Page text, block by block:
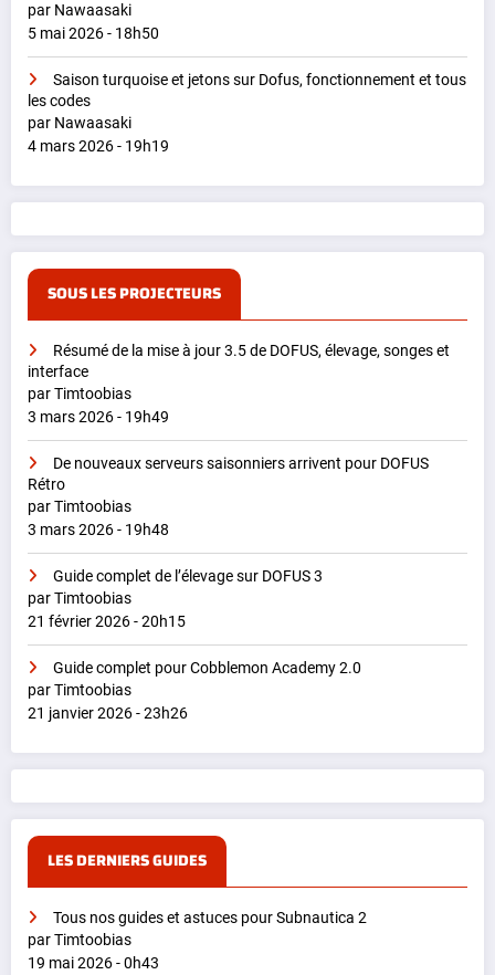
par Nawaasaki
5 mai 2026 - 18h50
Saison turquoise et jetons sur Dofus, fonctionnement et tous
les codes
par Nawaasaki
4 mars 2026 - 19h19
SOUS LES PROJECTEURS
Résumé de la mise à jour 3.5 de DOFUS, élevage, songes et
interface
par Timtoobias
3 mars 2026 - 19h49
De nouveaux serveurs saisonniers arrivent pour DOFUS
Rétro
par Timtoobias
3 mars 2026 - 19h48
Guide complet de l’élevage sur DOFUS 3
par Timtoobias
21 février 2026 - 20h15
Guide complet pour Cobblemon Academy 2.0
par Timtoobias
21 janvier 2026 - 23h26
LES DERNIERS GUIDES
Tous nos guides et astuces pour Subnautica 2
par Timtoobias
19 mai 2026 - 0h43